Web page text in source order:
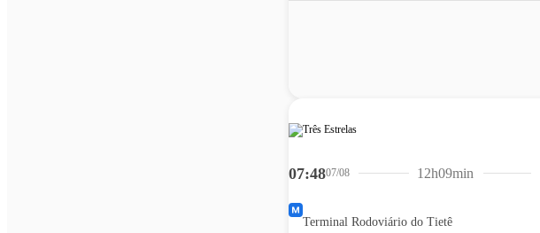
07:4807/08
Terminal Rodoviário do Tietê
12h09min